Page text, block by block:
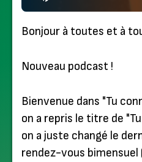
Bonjour à toutes et à
Nouveau podcast !
Bienvenue dans "Tu
on a repris le titre de
on a juste changé le
rendez-vous bimensuel